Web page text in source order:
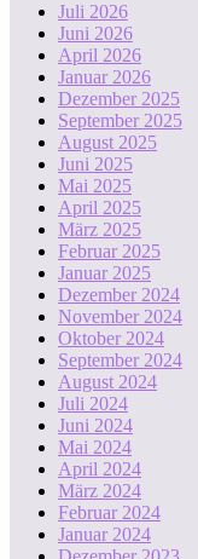
Juli 2026
Juni 2026
April 2026
Januar 2026
Dezember 2025
September 2025
August 2025
Juni 2025
Mai 2025
April 2025
März 2025
Februar 2025
Januar 2025
Dezember 2024
November 2024
Oktober 2024
September 2024
August 2024
Juli 2024
Juni 2024
Mai 2024
April 2024
März 2024
Februar 2024
Januar 2024